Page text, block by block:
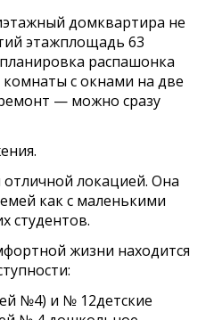
домквартира не
этажплощадь 63
распашонка
с окнами на две
— можно сразу
отличной локацией. Она
как с маленькими
студентов.
жизни находится
№4) и № 12детские